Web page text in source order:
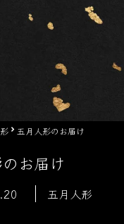
五月人形のお届け
お届け
五月人形